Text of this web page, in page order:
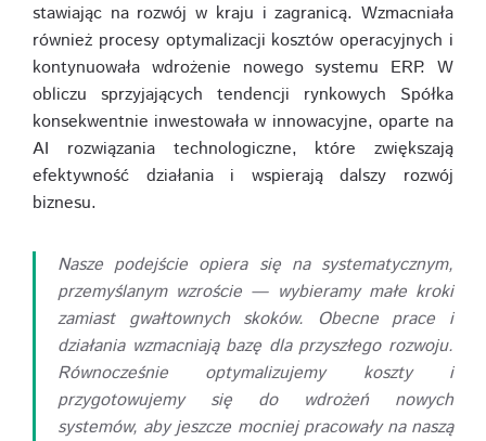
stawiając na rozwój w kraju i zagranicą. Wzmacniała
również procesy optymalizacji kosztów operacyjnych i
kontynuowała wdrożenie nowego systemu ERP. W
obliczu sprzyjających tendencji rynkowych Spółka
konsekwentnie inwestowała w innowacyjne, oparte na
AI rozwiązania technologiczne, które zwiększają
efektywność działania i wspierają dalszy rozwój
biznesu.
Nasze podejście opiera się na systematycznym,
przemyślanym wzroście — wybieramy małe kroki
zamiast gwałtownych skoków. Obecne prace i
działania wzmacniają bazę dla przyszłego rozwoju.
Równocześnie optymalizujemy koszty i
przygotowujemy się do wdrożeń nowych
systemów, aby jeszcze mocniej pracowały na naszą